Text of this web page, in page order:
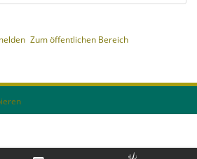
Zum öffentlichen Bereich